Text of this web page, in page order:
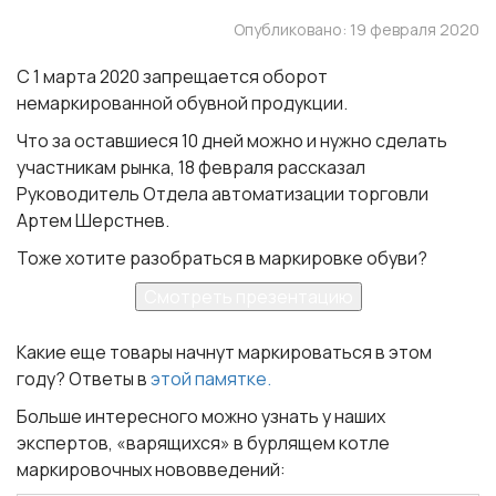
Опубликовано: 19 февраля 2020
С 1 марта 2020 запрещается оборот
немаркированной обувной продукции.
Что за оставшиеся 10 дней можно и нужно сделать
участникам рынка, 18 февраля рассказал
Руководитель Отдела автоматизации торговли
Артем Шерстнев.
Тоже хотите разобраться в маркировке обуви?
Какие еще товары начнут маркироваться в этом
году? Ответы вэтой памятке.
Больше интересного можно узнать у наших
экспертов, «варящихся» в бурлящем котле
маркировочных нововведений: